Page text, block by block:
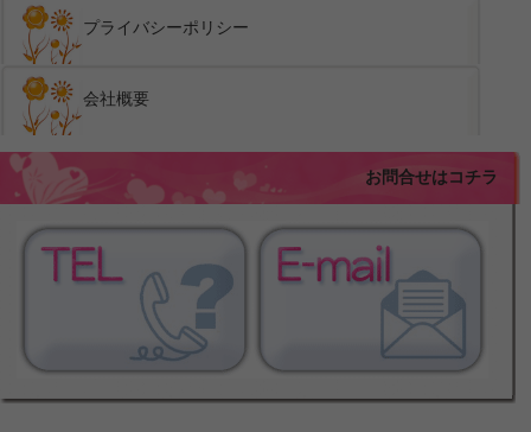
プライバシーポリシー
会社概要
お問合せはコチラ